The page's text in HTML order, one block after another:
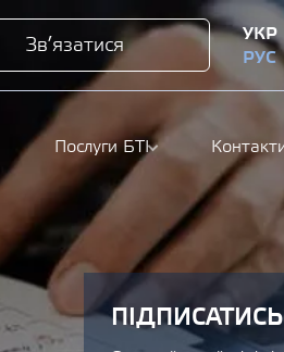
Зв’язатися
УКР
РУС
Послуги БТІ
ПІДПИСАТИСЬ